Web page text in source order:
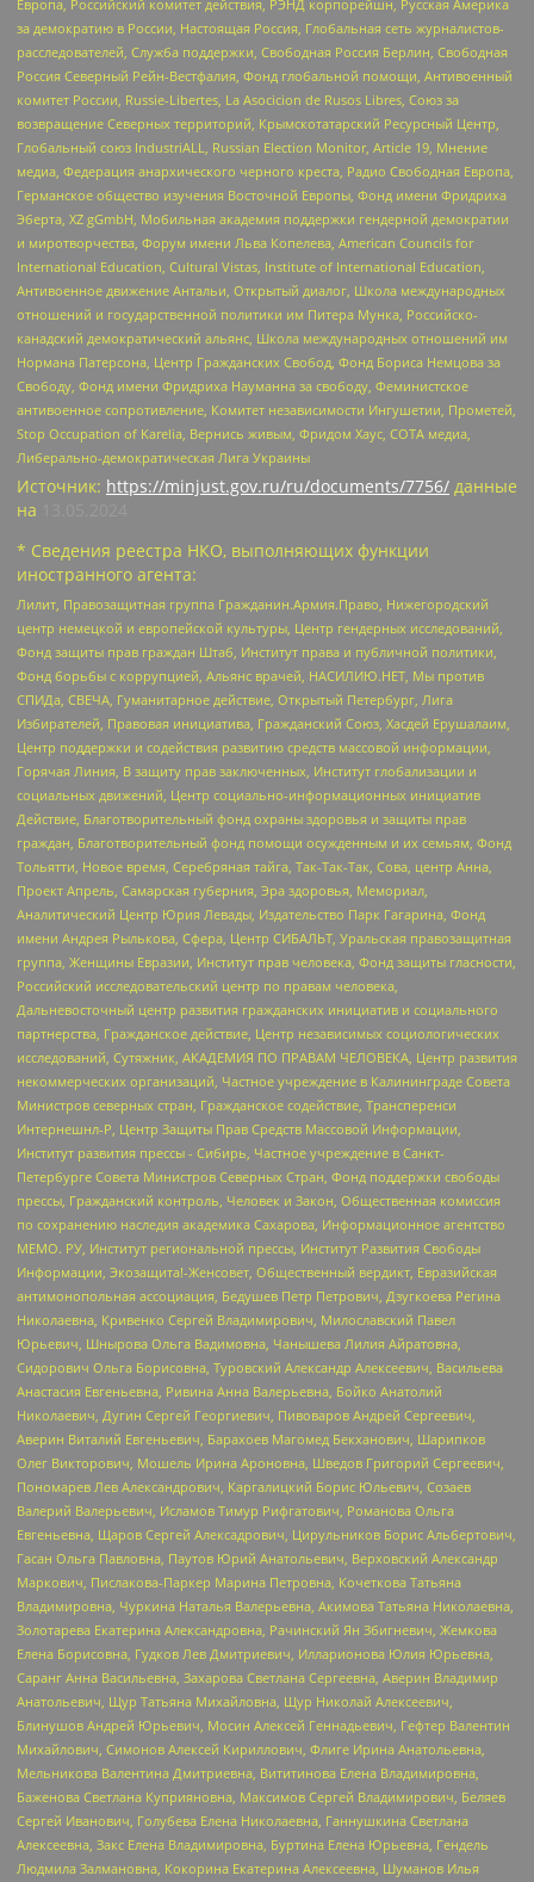
Европа, Российский комитет действия, РЭНД корпорейшн, Русская Америка
за демократию в России, Настоящая Россия, Глобальная сеть журналистов-
расследователей, Служба поддержки, Свободная Россия Берлин, Свободная
Россия Северный Рейн-Вестфалия, Фонд глобальной помощи, Антивоенный
комитет России, Russie-Libertes, La Asocicion de Rusos Libres, Союз за
возвращение Северных территорий, Крымскотатарский Ресурсный Центр,
Глобальный союз IndustriALL, Russian Election Monitor, Article 19, Мнение
медиа, Федерация анархического черного креста, Радио Свободная Европа,
Германское общество изучения Восточной Европы, Фонд имени Фридриха
Эберта, XZ gGmbH, Мобильная академия поддержки гендерной демократии
и миротворчества, Форум имени Льва Копелева, American Councils for
International Education, Cultural Vistas, Institute of International Education,
Антивоенное движение Антальи, Открытый диалог, Школа международных
отношений и государственной политики им Питера Мунка, Российско-
канадский демократический альянс, Школа международных отношений им
Нормана Патерсона, Центр Гражданских Свобод, Фонд Бориса Немцова за
Свободу, Фонд имени Фридриха Науманна за свободу, Феминистское
антивоенное сопротивление, Комитет независимости Ингушетии, Прометей,
Stop Occupation of Karelia, Вернись живым, Фридом Хаус, СОТА медиа,
Либерально-демократическая Лига Украины
Источник: https://minjust.gov.ru/ru/documents/7756/ данные
на
* Сведения реестра НКО, выполняющих функции
иностранного агента:
Лилит, Правозащитная группа Гражданин.Армия.Право, Нижегородский
центр немецкой и европейской культуры, Центр гендерных исследований,
Фонд защиты прав граждан Штаб, Институт права и публичной политики,
Фонд борьбы с коррупцией, Альянс врачей, НАСИЛИЮ.НЕТ, Мы против
СПИДа, СВЕЧА, Гуманитарное действие, Открытый Петербург, Лига
Избирателей, Правовая инициатива, Гражданский Союз, Хасдей Ерушалаим,
Центр поддержки и содействия развитию средств массовой информации,
Горячая Линия, В защиту прав заключенных, Институт глобализации и
социальных движений, Центр социально-информационных инициатив
Действие, Благотворительный фонд охраны здоровья и защиты прав
граждан, Благотворительный фонд помощи осужденным и их семьям, Фонд
Тольятти, Новое время, Серебряная тайга, Так-Так-Так, Сова, центр Анна,
Проект Апрель, Самарская губерния, Эра здоровья, Мемориал,
Аналитический Центр Юрия Левады, Издательство Парк Гагарина, Фонд
имени Андрея Рылькова, Сфера, Центр СИБАЛЬТ, Уральская правозащитная
группа, Женщины Евразии, Институт прав человека, Фонд защиты гласности,
Российский исследовательский центр по правам человека,
Дальневосточный центр развития гражданских инициатив и социального
партнерства, Гражданское действие, Центр независимых социологических
исследований, Сутяжник, АКАДЕМИЯ ПО ПРАВАМ ЧЕЛОВЕКА, Центр развития
некоммерческих организаций, Частное учреждение в Калининграде Совета
Министров северных стран, Гражданское содействие, Трансперенси
Интернешнл-Р, Центр Защиты Прав Средств Массовой Информации,
Институт развития прессы - Сибирь, Частное учреждение в Санкт-
Петербурге Совета Министров Северных Стран, Фонд поддержки свободы
прессы, Гражданский контроль, Человек и Закон, Общественная комиссия
по сохранению наследия академика Сахарова, Информационное агентство
МЕМО. РУ, Институт региональной прессы, Институт Развития Свободы
Информации, Экозащита!-Женсовет, Общественный вердикт, Евразийская
антимонопольная ассоциация, Бедушев Петр Петрович, Дзугкоева Регина
Николаевна, Кривенко Сергей Владимирович, Милославский Павел
Юрьевич, Шнырова Ольга Вадимовна, Чанышева Лилия Айратовна,
Сидорович Ольга Борисовна, Туровский Александр Алексеевич, Васильева
Анастасия Евгеньевна, Ривина Анна Валерьевна, Бойко Анатолий
Николаевич, Дугин Сергей Георгиевич, Пивоваров Андрей Сергеевич,
Аверин Виталий Евгеньевич, Барахоев Магомед Бекханович, Шарипков
Олег Викторович, Мошель Ирина Ароновна, Шведов Григорий Сергеевич,
Пономарев Лев Александрович, Каргалицкий Борис Юльевич, Созаев
Валерий Валерьевич, Исламов Тимур Рифгатович, Романова Ольга
Евгеньевна, Щаров Сергей Алексадрович, Цирульников Борис Альбертович,
Гасан Ольга Павловна, Паутов Юрий Анатольевич, Верховский Александр
Маркович, Пислакова-Паркер Марина Петровна, Кочеткова Татьяна
Владимировна, Чуркина Наталья Валерьевна, Акимова Татьяна Николаевна,
Золотарева Екатерина Александровна, Рачинский Ян Збигневич, Жемкова
Елена Борисовна, Гудков Лев Дмитриевич, Илларионова Юлия Юрьевна,
Саранг Анна Васильевна, Захарова Светлана Сергеевна, Аверин Владимир
Анатольевич, Щур Татьяна Михайловна, Щур Николай Алексеевич,
Блинушов Андрей Юрьевич, Мосин Алексей Геннадьевич, Гефтер Валентин
Михайлович, Симонов Алексей Кириллович, Флиге Ирина Анатольевна,
Мельникова Валентина Дмитриевна, Вититинова Елена Владимировна,
Баженова Светлана Куприяновна, Максимов Сергей Владимирович, Беляев
Сергей Иванович, Голубева Елена Николаевна, Ганнушкина Светлана
Алексеевна, Закс Елена Владимировна, Буртина Елена Юрьевна, Гендель
Людмила Залмановна, Кокорина Екатерина Алексеевна, Шуманов Илья